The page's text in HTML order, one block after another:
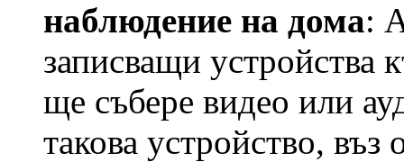
наблюдение на дома:
записващи устройства
ще събере видео или
такова устройство,